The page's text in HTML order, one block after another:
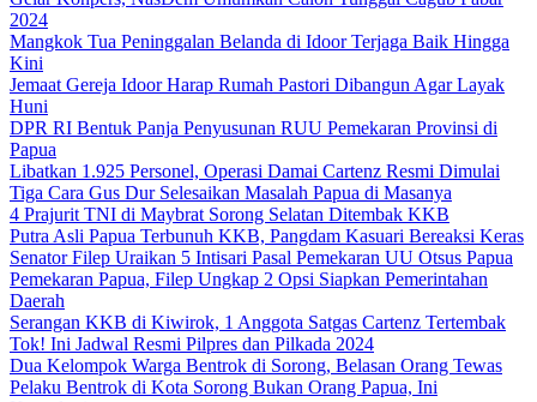
2024
Mangkok Tua Peninggalan Belanda di Idoor Terjaga Baik Hingga
Kini
Jemaat Gereja Idoor Harap Rumah Pastori Dibangun Agar Layak
Huni
DPR RI Bentuk Panja Penyusunan RUU Pemekaran Provinsi di
Papua
Libatkan 1.925 Personel, Operasi Damai Cartenz Resmi Dimulai
Tiga Cara Gus Dur Selesaikan Masalah Papua di Masanya
4 Prajurit TNI di Maybrat Sorong Selatan Ditembak KKB
Putra Asli Papua Terbunuh KKB, Pangdam Kasuari Bereaksi Keras
Senator Filep Uraikan 5 Intisari Pasal Pemekaran UU Otsus Papua
Pemekaran Papua, Filep Ungkap 2 Opsi Siapkan Pemerintahan
Daerah
Serangan KKB di Kiwirok, 1 Anggota Satgas Cartenz Tertembak
Tok! Ini Jadwal Resmi Pilpres dan Pilkada 2024
Dua Kelompok Warga Bentrok di Sorong, Belasan Orang Tewas
Pelaku Bentrok di Kota Sorong Bukan Orang Papua, Ini